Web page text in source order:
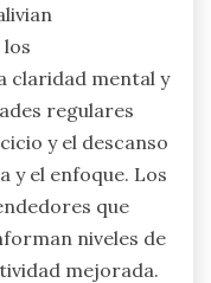
claridad mental y
regulares
y el descanso
y el enfoque. Los
que
niveles de
mejorada.